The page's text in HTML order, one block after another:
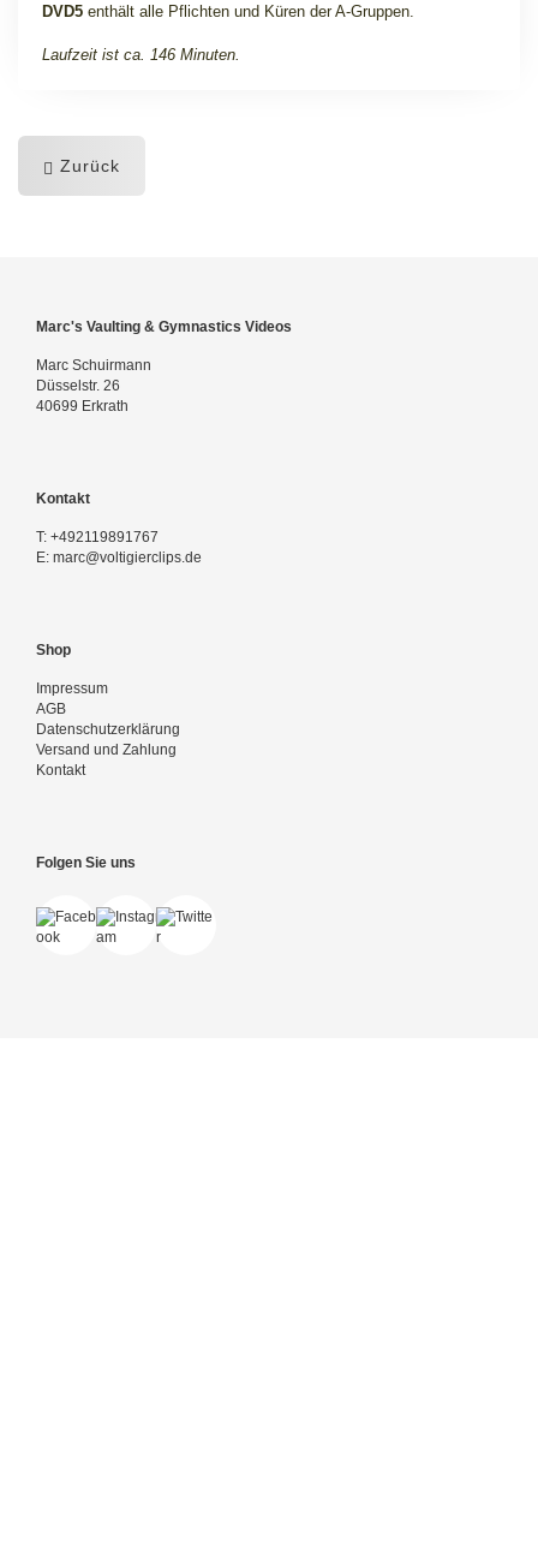
DVD5 enthält alle Pflichten und Küren der A-Gruppen.
Laufzeit ist ca. 146 Minuten.
Zurück
Marc's Vaulting & Gymnastics Videos
Marc Schuirmann
Düsselstr. 26
40699 Erkrath
Kontakt
T: +492119891767
E: marc@voltigierclips.de
Shop
Impressum
AGB
Datenschutzerklärung
Versand und Zahlung
Kontakt
Folgen Sie uns